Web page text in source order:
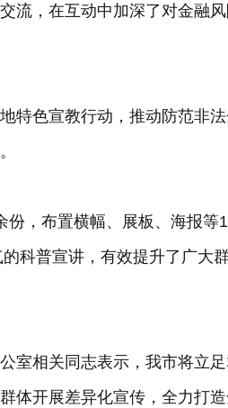
流，在互动中加深了对金融
特色宣教行动，推动防范非
，布置横幅、展板、海报等
科普宣讲，有效提升了广大
室相关同志表示，我市将立
体开展差异化宣传，全力打